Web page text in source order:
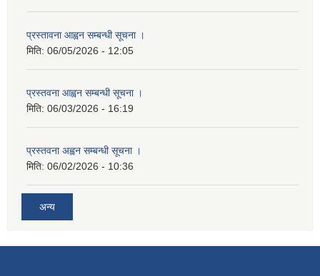
प्रस्तावना आह्वन सम्बन्धी सूचना ।
मिति: 06/05/2026 - 12:05
प्रस्तवना आह्वन सम्बन्धी सूचना ।
मिति: 06/03/2026 - 16:19
प्रस्तवना अह्वन सम्बन्धी सूचना ।
मिति: 06/02/2026 - 10:36
अन्य